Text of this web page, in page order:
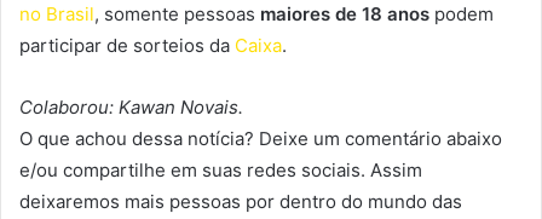
no Brasil, somente pessoas maiores de 18 anos podem
participar de sorteios da Caixa.
Colaborou: Kawan Novais.
O que achou dessa notícia? Deixe um comentário abaixo
e/ou compartilhe em suas redes sociais. Assim
deixaremos mais pessoas por dentro do mundo das